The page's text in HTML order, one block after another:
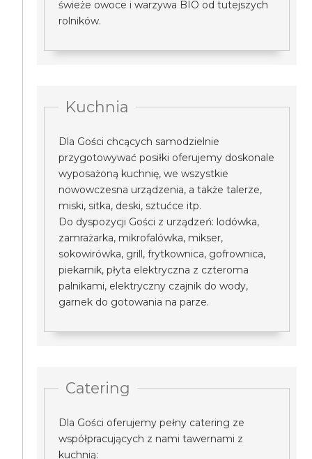
świeże owoce i warzywa BIO od tutejszych
rolników.
Kuchnia
Dla Gości chcących samodzielnie
przygotowywać posiłki oferujemy doskonale
wyposażoną kuchnię, we wszystkie
nowowczesna urządzenia, a także talerze,
miski, sitka, deski, sztućce itp.
Do dyspozycji Gości z urządzeń: lodówka,
zamrażarka, mikrofalówka, mikser,
sokowirówka, grill, frytkownica, gofrownica,
piekarnik, płyta elektryczna z czteroma
palnikami, elektryczny czajnik do wody,
garnek do gotowania na parze.
Catering
Dla Gości oferujemy pełny catering ze
współpracujących z nami tawernami z
kuchnią: